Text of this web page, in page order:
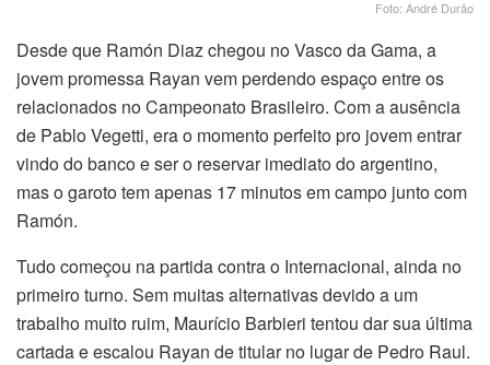
Foto: André Durão
Desde que Ramón Diaz chegou no Vasco da Gama, a
jovem promessa Rayan vem perdendo espaço entre os
relacionados no Campeonato Brasileiro. Com a ausência
de Pablo Vegetti, era o momento perfeito pro jovem entrar
vindo do banco e ser o reservar imediato do argentino,
mas o garoto tem apenas 17 minutos em campo junto com
Ramón.
Tudo começou na partida contra o Internacional, ainda no
primeiro turno. Sem muitas alternativas devido a um
trabalho muito ruim, Maurício Barbieri tentou dar sua última
cartada e escalou Rayan de titular no lugar de Pedro Raul.